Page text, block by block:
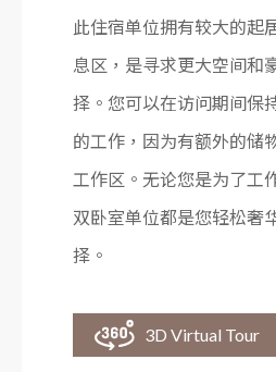
此住宿单位拥有较大的起
息区，是寻求更大空间和
择。您可以在访问期间保
的工作，因为有额外的储
工作区。无论您是为了工
双卧室单位都是您轻松奢
择。
3D Virtual Tour